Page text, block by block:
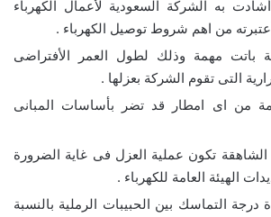
أشادت به الشركة السعودية لأعمال الكهرباء
من اهم شروط توصيل الكهرباء .
باتت مهمة وذلك لطول العمر الأفتراضى
التى تقوم الشركة بعزلها .
من اى امطار قد تضر بأساسات المبانى
الشاهقة تكون عملية العزل فى غاية الضرورة
الهيئة العامة للكهرباء .
درجة التماسك بين الحبيبات الرملية بالنسبة